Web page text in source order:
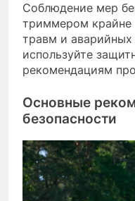
Соблюдение мер
триммером крайне
травм и аварийных
используйте
рекомендациям
Основные
безопасности